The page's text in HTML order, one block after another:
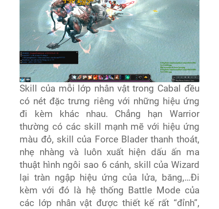
Skill của mỗi lớp nhân vật trong Cabal đều
có nét đặc trưng riêng với những hiệu ứng
đi kèm khác nhau. Chẳng hạn Warrior
thường có các skill mạnh mẽ với hiệu ứng
màu đỏ, skill của Force Blader thanh thoát,
nhẹ nhàng và luôn xuất hiện dấu ấn ma
thuật hình ngôi sao 6 cánh, skill của Wizard
lại tràn ngập hiệu ứng của lửa, băng,…Đi
kèm với đó là hệ thống Battle Mode của
các lớp nhân vật được thiết kế rất “đỉnh”,